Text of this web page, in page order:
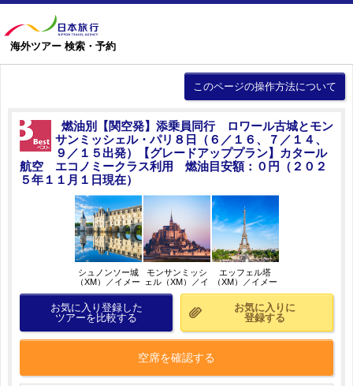
海外ツアー 検索・予約
このページの操作方法について
燃油別【関空発】添乗員同行 ロワール古城とモン
サンミッシェル・パリ８日（６／１６、７／１４、
９／１５出発）【グレードアッププラン】カタール
航空 エコノミークラス利用 燃油目安額：０円（２０２
５年１１月１日現在）
シュノンソー城
（XM）／イメー
モンサンミッシ
ェル（XM）／イ
エッフェル塔
（XM）／イメー
お気に入り登録した
ツアーを比較する
お気に入りに
登録する
空席を確認する